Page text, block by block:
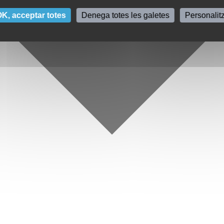
acceptar totes Denega totes les galetes